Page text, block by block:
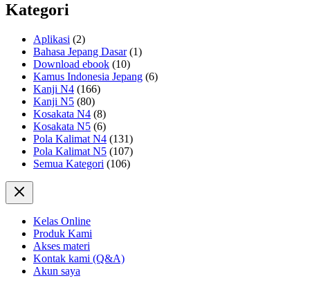
Kategori
Aplikasi (2)
Bahasa Jepang Dasar(1)
Download ebook (10)
Kamus Indonesia Jepang (6)
Kanji N4 (166)
Kanji N5 (80)
Kosakata N4 (8)
Kosakata N5 (6)
Pola Kalimat N4 (131)
Pola Kalimat N5 (107)
Semua Kategori (106)
Kelas Online
Produk Kami
Akses materi
Kontak kami (Q&A)
Akun saya